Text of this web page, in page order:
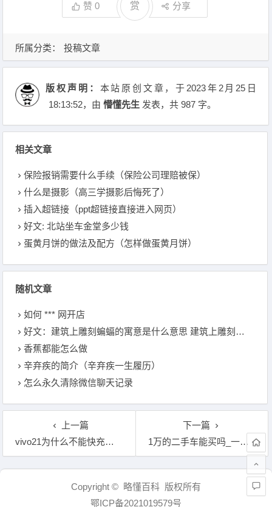
赞0 赏 分享
所属分类： 投稿文章
版权声明： 本站原创文章，于2023年2月25日
18:13:52，由懵懂先生 发表，共 987 字。
相关文章
保险报销需要什么手续（保险公司理赔被保）
什么是摄影（高三学摄影后悔死了）
插入超链接（ppt超链接直接进入网页）
好文: 北站坐车金堂多少钱
蛋黄月饼的做法及配方（怎样做蛋黄月饼）
随机文章
如何 *** 网开店
好文：建筑上雕刻蝙蝠的寓意是什么意思 建筑上雕刻蝙蝠的寓意
香蕉都能怎么做
辛弃疾的简介（辛弃疾一生履历）
怎么永久清除微信聊天记录
上一篇
vivo21为什么不能快充了 「vivo x6plus」
下一篇
1万的二手车能买吗_一万公里以内的二手车能买吗
文章导航
Copyright © 略懂百科 版权所有
鄂ICP备2021019579号